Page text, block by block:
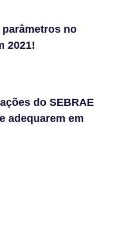
no
2021!
do SEBRAE
adequarem em